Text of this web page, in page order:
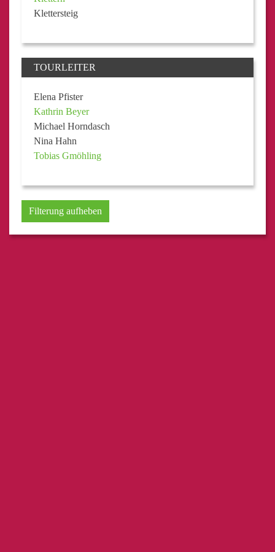
Klettersteig
TOURLEITER
Elena Pfister
Kathrin Beyer
Michael Horndasch
Nina Hahn
Tobias Gmöhling
Filterung aufheben